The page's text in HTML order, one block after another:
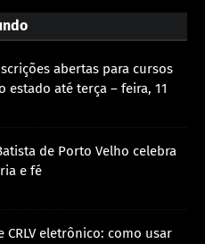
abertas para cursos
estado até terça – feira, 11
de Porto Velho celebra
e fé
CRLV eletrônico: como usar